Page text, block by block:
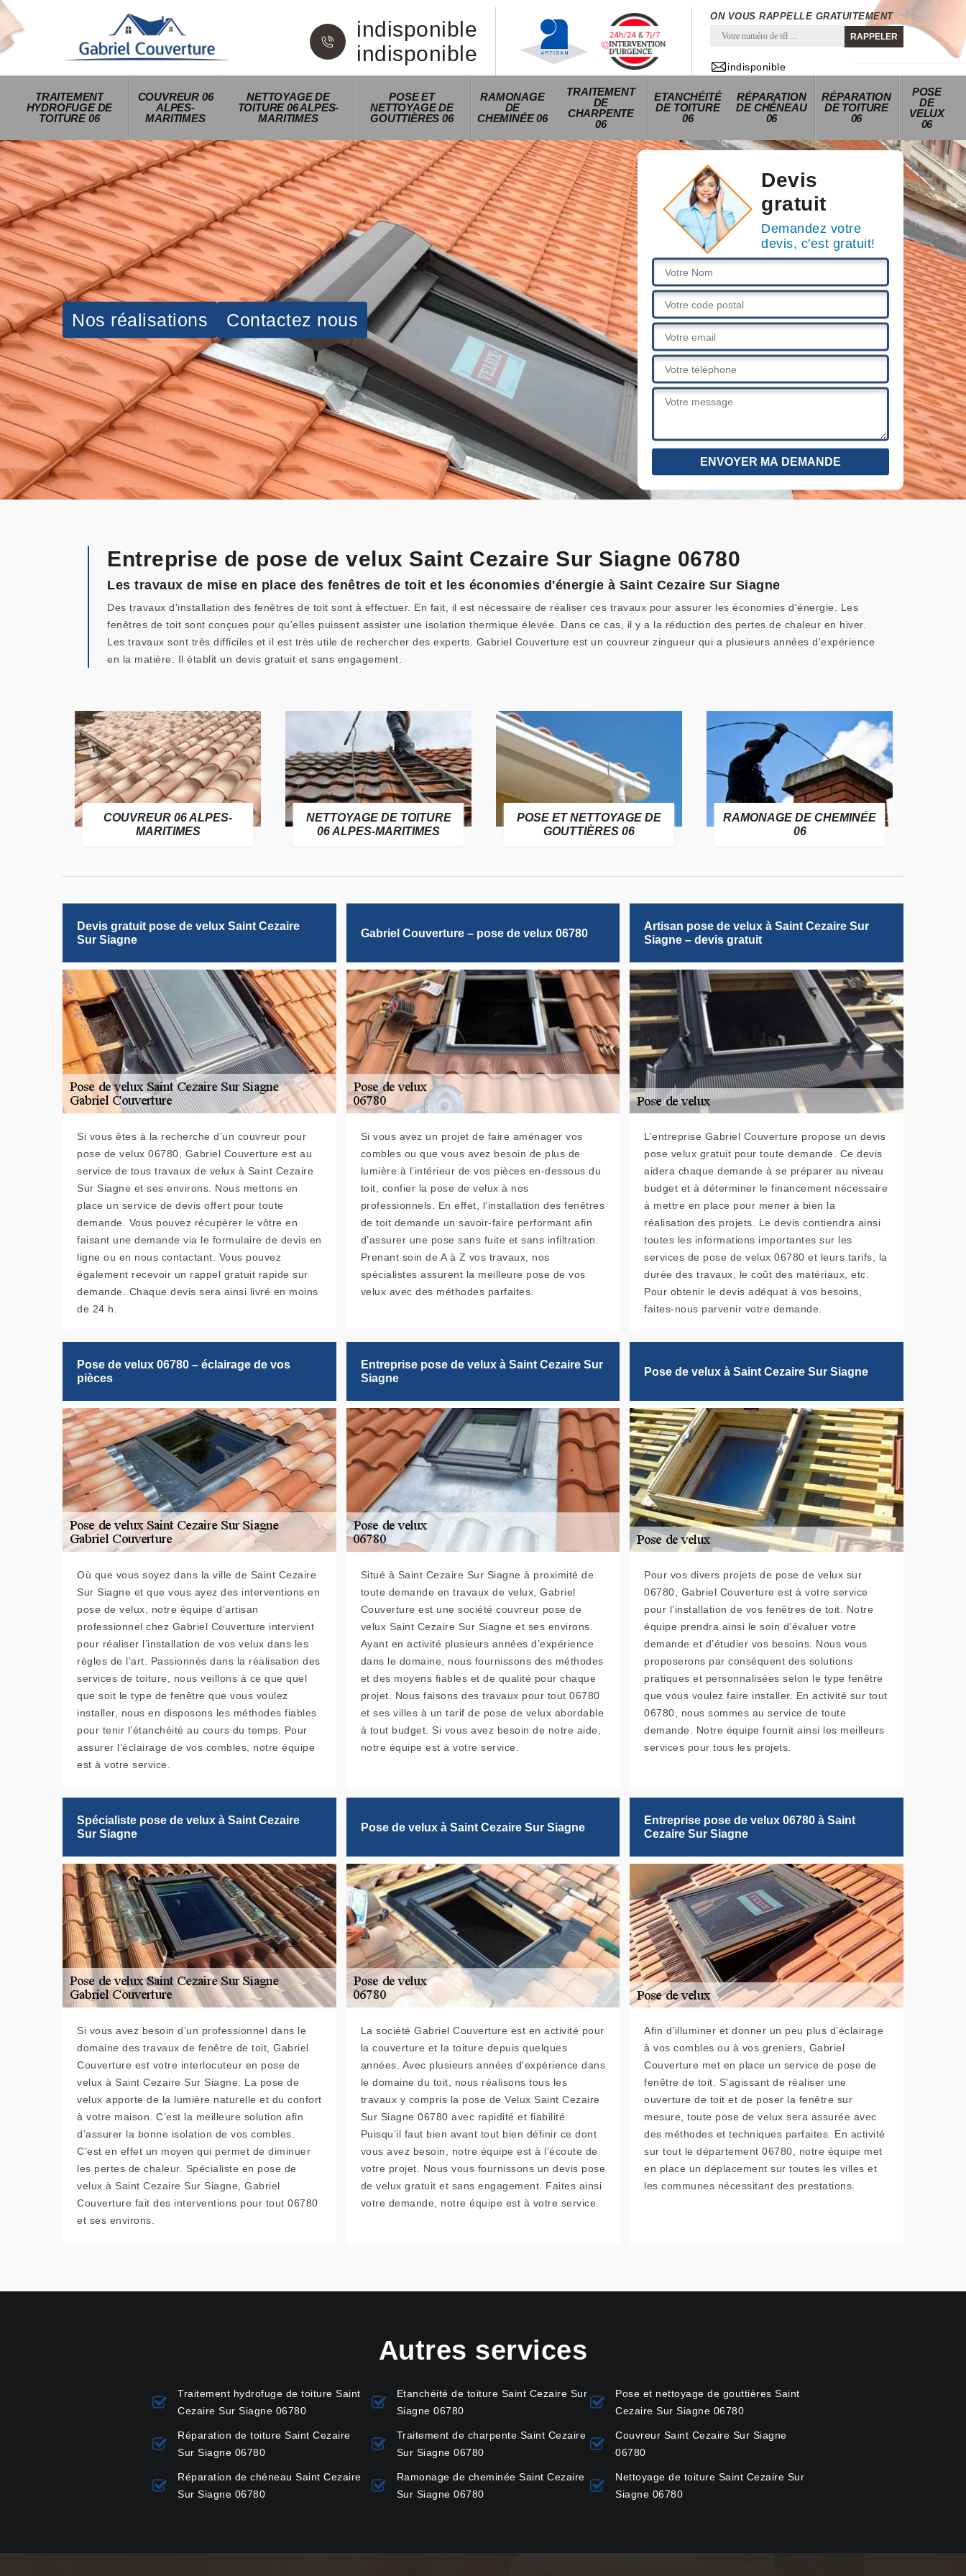
indisponible
indisponible
ON VOUS RAPPELLE GRATUITEMENT
indisponible
TRAITEMENT
HYDROFUGE DE
TOITURE 06
COUVREUR 06
ALPES-
MARITIMES
NETTOYAGE DE
TOITURE 06 ALPES-
MARITIMES
POSE ET
NETTOYAGE DE
GOUTTIÈRES 06
RAMONAGE
DE
CHEMINÉE 06
TRAITEMENT
DE
CHARPENTE
06
ETANCHÉITÉ
DE TOITURE
06
RÉPARATION
DE CHÉNEAU
06
RÉPARATION
DE TOITURE
06
POSE
DE
VELUX
06
Nos réalisations Contactez nous
Devis
gratuit
Demandez votre
devis, c'est gratuit!
Entreprise de pose de velux Saint Cezaire Sur Siagne 06780
Les travaux de mise en place des fenêtres de toit et les économies d'énergie à Saint Cezaire Sur Siagne
Des travaux d'installation des fenêtres de toit sont à effectuer. En fait, il est nécessaire de réaliser ces travaux pour assurer les économies d'énergie. Les
fenêtres de toit sont conçues pour qu'elles puissent assister une isolation thermique élevée. Dans ce cas, il y a la réduction des pertes de chaleur en hiver.
Les travaux sont très difficiles et il est très utile de rechercher des experts. Gabriel Couverture est un couvreur zingueur qui a plusieurs années d'expérience
en la matière. Il établit un devis gratuit et sans engagement.
COUVREUR 06 ALPES-
MARITIMES
NETTOYAGE DE TOITURE
06 ALPES-MARITIMES
POSE ET NETTOYAGE DE
GOUTTIÈRES 06
RAMONAGE DE CHEMINÉE
06
Devis gratuit pose de velux Saint Cezaire
Sur Siagne
Si vous êtes à la recherche d’un couvreur pour
pose de velux 06780, Gabriel Couverture est au
service de tous travaux de velux à Saint Cezaire
Sur Siagne et ses environs. Nous mettons en
place un service de devis offert pour toute
demande. Vous pouvez récupérer le vôtre en
faisant une demande via le formulaire de devis en
ligne ou en nous contactant. Vous pouvez
également recevoir un rappel gratuit rapide sur
demande. Chaque devis sera ainsi livré en moins
de 24 h.
Gabriel Couverture – pose de velux 06780
Si vous avez un projet de faire aménager vos
combles ou que vous avez besoin de plus de
lumière à l’intérieur de vos pièces en-dessous du
toit, confier la pose de velux à nos
professionnels. En effet, l’installation des fenêtres
de toit demande un savoir-faire performant afin
d’assurer une pose sans fuite et sans infiltration.
Prenant soin de A à Z vos travaux, nos
spécialistes assurent la meilleure pose de vos
velux avec des méthodes parfaites.
Artisan pose de velux à Saint Cezaire Sur
Siagne – devis gratuit
L’entreprise Gabriel Couverture propose un devis
pose velux gratuit pour toute demande. Ce devis
aidera chaque demande à se préparer au niveau
budget et à déterminer le financement nécessaire
à mettre en place pour mener à bien la
réalisation des projets. Le devis contiendra ainsi
toutes les informations importantes sur les
services de pose de velux 06780 et leurs tarifs, la
durée des travaux, le coût des matériaux, etc.
Pour obtenir le devis adéquat à vos besoins,
faites-nous parvenir votre demande.
Pose de velux 06780 – éclairage de vos
pièces
Où que vous soyez dans la ville de Saint Cezaire
Sur Siagne et que vous ayez des interventions en
pose de velux, notre équipe d’artisan
professionnel chez Gabriel Couverture intervient
pour réaliser l’installation de vos velux dans les
règles de l’art. Passionnés dans la réalisation des
services de toiture, nous veillons à ce que quel
que soit le type de fenêtre que vous voulez
installer, nous en disposons les méthodes fiables
pour tenir l’étanchéité au cours du temps. Pour
assurer l’éclairage de vos combles, notre équipe
est à votre service.
Entreprise pose de velux à Saint Cezaire Sur
Siagne
Situé à Saint Cezaire Sur Siagne à proximité de
toute demande en travaux de velux, Gabriel
Couverture est une société couvreur pose de
velux Saint Cezaire Sur Siagne et ses environs.
Ayant en activité plusieurs années d’expérience
dans le domaine, nous fournissons des méthodes
et des moyens fiables et de qualité pour chaque
projet. Nous faisons des travaux pour tout 06780
et ses villes à un tarif de pose de velux abordable
à tout budget. Si vous avez besoin de notre aide,
notre équipe est à votre service.
Pose de velux à Saint Cezaire Sur Siagne
Pour vos divers projets de pose de velux sur
06780, Gabriel Couverture est à votre service
pour l’installation de vos fenêtres de toit. Notre
équipe prendra ainsi le soin d’évaluer votre
demande et d’étudier vos besoins. Nous vous
proposerons par conséquent des solutions
pratiques et personnalisées selon le type fenêtre
que vous voulez faire installer. En activité sur tout
06780, nous sommes au service de toute
demande. Notre équipe fournit ainsi les meilleurs
services pour tous les projets.
Spécialiste pose de velux à Saint Cezaire
Sur Siagne
Si vous avez besoin d’un professionnel dans le
domaine des travaux de fenêtre de toit, Gabriel
Couverture est votre interlocuteur en pose de
velux à Saint Cezaire Sur Siagne. La pose de
velux apporte de la lumière naturelle et du confort
à votre maison. C’est la meilleure solution afin
d’assurer la bonne isolation de vos combles.
C’est en effet un moyen qui permet de diminuer
les pertes de chaleur. Spécialiste en pose de
velux à Saint Cezaire Sur Siagne, Gabriel
Couverture fait des interventions pour tout 06780
et ses environs.
Pose de velux à Saint Cezaire Sur Siagne
La société Gabriel Couverture est en activité pour
la couverture et la toiture depuis quelques
années. Avec plusieurs années d'expérience dans
le domaine du toit, nous réalisons tous les
travaux y compris la pose de Velux Saint Cezaire
Sur Siagne 06780 avec rapidité et fiabilité.
Puisqu’il faut bien avant tout bien définir ce dont
vous avez besoin, notre équipe est à l’écoute de
votre projet. Nous vous fournissons un devis pose
de velux gratuit et sans engagement. Faites ainsi
votre demande, notre équipe est à votre service.
Entreprise pose de velux 06780 à Saint
Cezaire Sur Siagne
Afin d’illuminer et donner un peu plus d’éclairage
à vos combles ou à vos greniers, Gabriel
Couverture met en place un service de pose de
fenêtre de toit. S’agissant de réaliser une
ouverture de toit et de poser la fenêtre sur
mesure, toute pose de velux sera assurée avec
des méthodes et techniques parfaites. En activité
sur tout le département 06780, notre équipe met
en place un déplacement sur toutes les villes et
les communes nécessitant des prestations.
Autres services
Traitement hydrofuge de toiture Saint
Cezaire Sur Siagne 06780
Réparation de toiture Saint Cezaire
Sur Siagne 06780
Réparation de chéneau Saint Cezaire
Sur Siagne 06780
Etanchéité de toiture Saint Cezaire Sur
Siagne 06780
Traitement de charpente Saint Cezaire
Sur Siagne 06780
Ramonage de cheminée Saint Cezaire
Sur Siagne 06780
Pose et nettoyage de gouttières Saint
Cezaire Sur Siagne 06780
Couvreur Saint Cezaire Sur Siagne
06780
Nettoyage de toiture Saint Cezaire Sur
Siagne 06780